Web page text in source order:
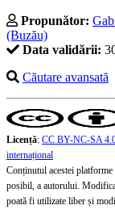
Propunător:
(Buzău)
Data validării:
Căutare avansată
Licență: CC BY-NC-SA
internațional
Conținutul acestei
posibil, a autorului.
poată fi utilizate liber și